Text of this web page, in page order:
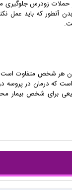
حملات زودرس
آنطور که باید عمل
هر شخص متفاوت است.
است که درمان در
برای شخص بیمار